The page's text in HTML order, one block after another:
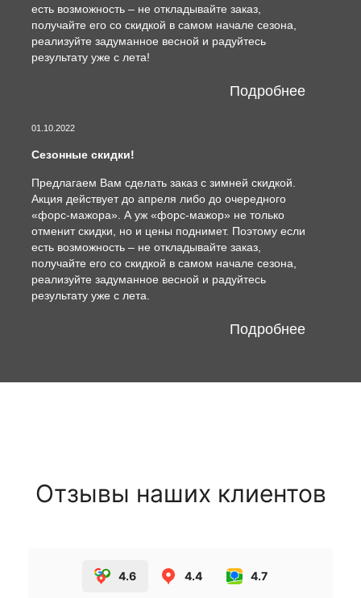
есть возможность – не откладывайте заказ,
получайте его со скидкой в самом начале сезона,
реализуйте задуманное весной и радуйтесь
результату уже с лета!
Подробнее
01.10.2022
Сезонные скидки!
Предлагаем Вам сделать заказ с зимней скидкой.
Акция действует до апреля либо до очередного
«форс-мажора». А уж «форс-мажор» не только
отменит скидки, но и цены поднимет. Поэтому если
есть возможность – не откладывайте заказ,
получайте его со скидкой в самом начале сезона,
реализуйте задуманное весной и радуйтесь
результату уже с лета.
Подробнее
Отзывы наших клиентов
4.6 4.4 4.7